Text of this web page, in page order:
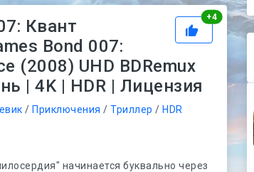
+4Рейтинг
Квант
Bond 007:
(2008) UHD BDRemux
| 4K | HDR | Лицензия
/Приключения /Триллер /HDR
начинается буквально через